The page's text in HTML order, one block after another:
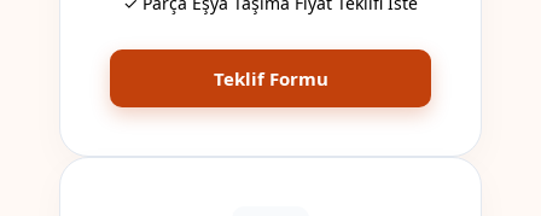
Teklif Formu